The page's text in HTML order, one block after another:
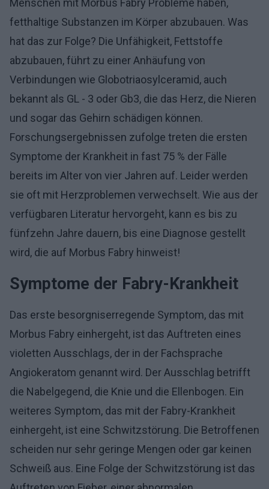
Menschen mit Morbus Fabry Probleme haben,
fetthaltige Substanzen im Körper abzubauen. Was
hat das zur Folge? Die Unfähigkeit, Fettstoffe
abzubauen, führt zu einer Anhäufung von
Verbindungen wie Globotriaosylceramid, auch
bekannt als GL - 3 oder Gb3, die das Herz, die Nieren
und sogar das Gehirn schädigen können.
Forschungsergebnissen zufolge treten die ersten
Symptome der Krankheit in fast 75 % der Fälle
bereits im Alter von vier Jahren auf. Leider werden
sie oft mit Herzproblemen verwechselt. Wie aus der
verfügbaren Literatur hervorgeht, kann es bis zu
fünfzehn Jahre dauern, bis eine Diagnose gestellt
wird, die auf Morbus Fabry hinweist!
Symptome der Fabry-Krankheit
Das erste besorgniserregende Symptom, das mit
Morbus Fabry einhergeht, ist das Auftreten eines
violetten Ausschlags, der in der Fachsprache
Angiokeratom genannt wird. Der Ausschlag betrifft
die Nabelgegend, die Knie und die Ellenbogen. Ein
weiteres Symptom, das mit der Fabry-Krankheit
einhergeht, ist eine Schwitzstörung. Die Betroffenen
scheiden nur sehr geringe Mengen oder gar keinen
Schweiß aus. Eine Folge der Schwitzstörung ist das